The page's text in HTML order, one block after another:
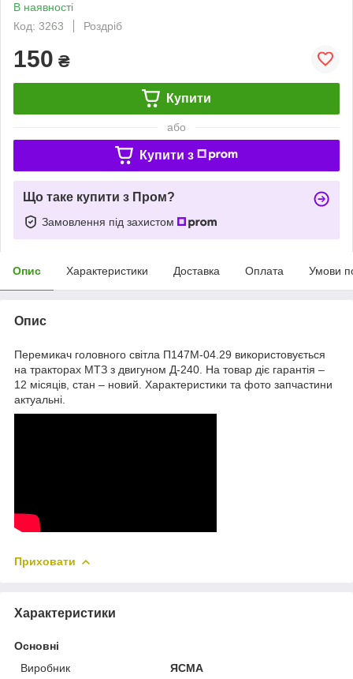
В наявності
Код: 3263
Роздріб
150 ₴
Купити
або
Купити з
Що таке купити з Пром?
Замовлення під захистом
Опис Характеристики Доставка Оплата Умови
Опис
Перемикач головного світла П147М-04.29 використовується
на тракторах МТЗ з двигуном Д-240. На товар діє гарантія –
12 місяців, стан – новий. Характеристики та фото запчастини
актуальні.
Приховати
Характеристики
Основні
Виробник
ЯСМА